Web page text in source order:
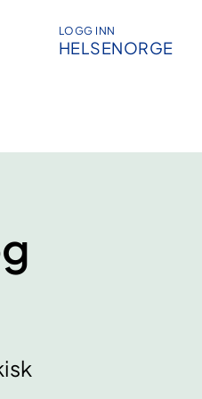
LOGG INN
HELSENORGE